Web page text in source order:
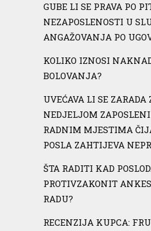
GUBE LI SE PRAVA PO
NEZAPOSLENOSTI U
ANGAŽOVANJA PO
KOLIKO IZNOSI
BOLOVANJA?
UVEĆAVA LI SE ZARADA
NEDJELJOM
RADNIM MJESTIMA
POSLA ZAHTIJEVA
ŠTA RADITI KAD
PROTIVZAKONIT
RADU?
RECENZIJA KUPCA: